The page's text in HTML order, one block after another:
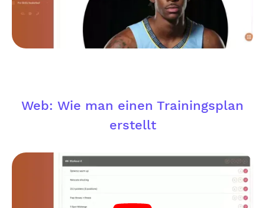
Web: Wie man einen Trainingsplan
erstellt